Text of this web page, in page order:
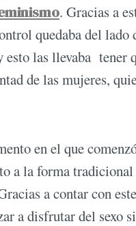
. Gracias a
quedaba del lado
las llevaba tener
de las mujeres,
en el que
a la forma
a contar con
a disfrutar del sexo